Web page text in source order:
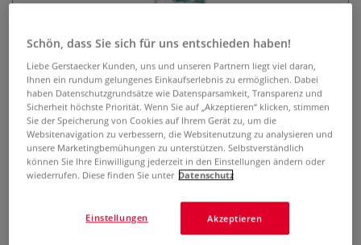
da Vinci Signature-Set Cesk Farré
„Essentials for Watercolor“, Serie
4013
0 Bewertungen
Das da Vinci Signature-Set „Essentials for Watercolor“, Serie
Schön, dass Sie sich für uns entschieden haben!
Liebe Gerstaecker Kunden, uns und unseren Partnern liegt viel daran,
Ihnen ein rundum gelungenes Einkaufserlebnis zu ermöglichen. Dabei
haben Datenschutzgrundsätze wie Datensparsamkeit, Transparenz und
Sicherheit höchste Priorität. Wenn Sie auf „Akzeptieren“ klicken, stimmen
Sie der Speicherung von Cookies auf Ihrem Gerät zu, um die
Websitenavigation zu verbessern, die Websitenutzung zu analysieren und
unsere Marketingbemühungen zu unterstützen. Selbstverständlich
können Sie Ihre Einwilligung jederzeit in den Einstellungen ändern oder
wiederrufen. Diese finden Sie unter Datenschutz
Akzeptieren
Einstellungen